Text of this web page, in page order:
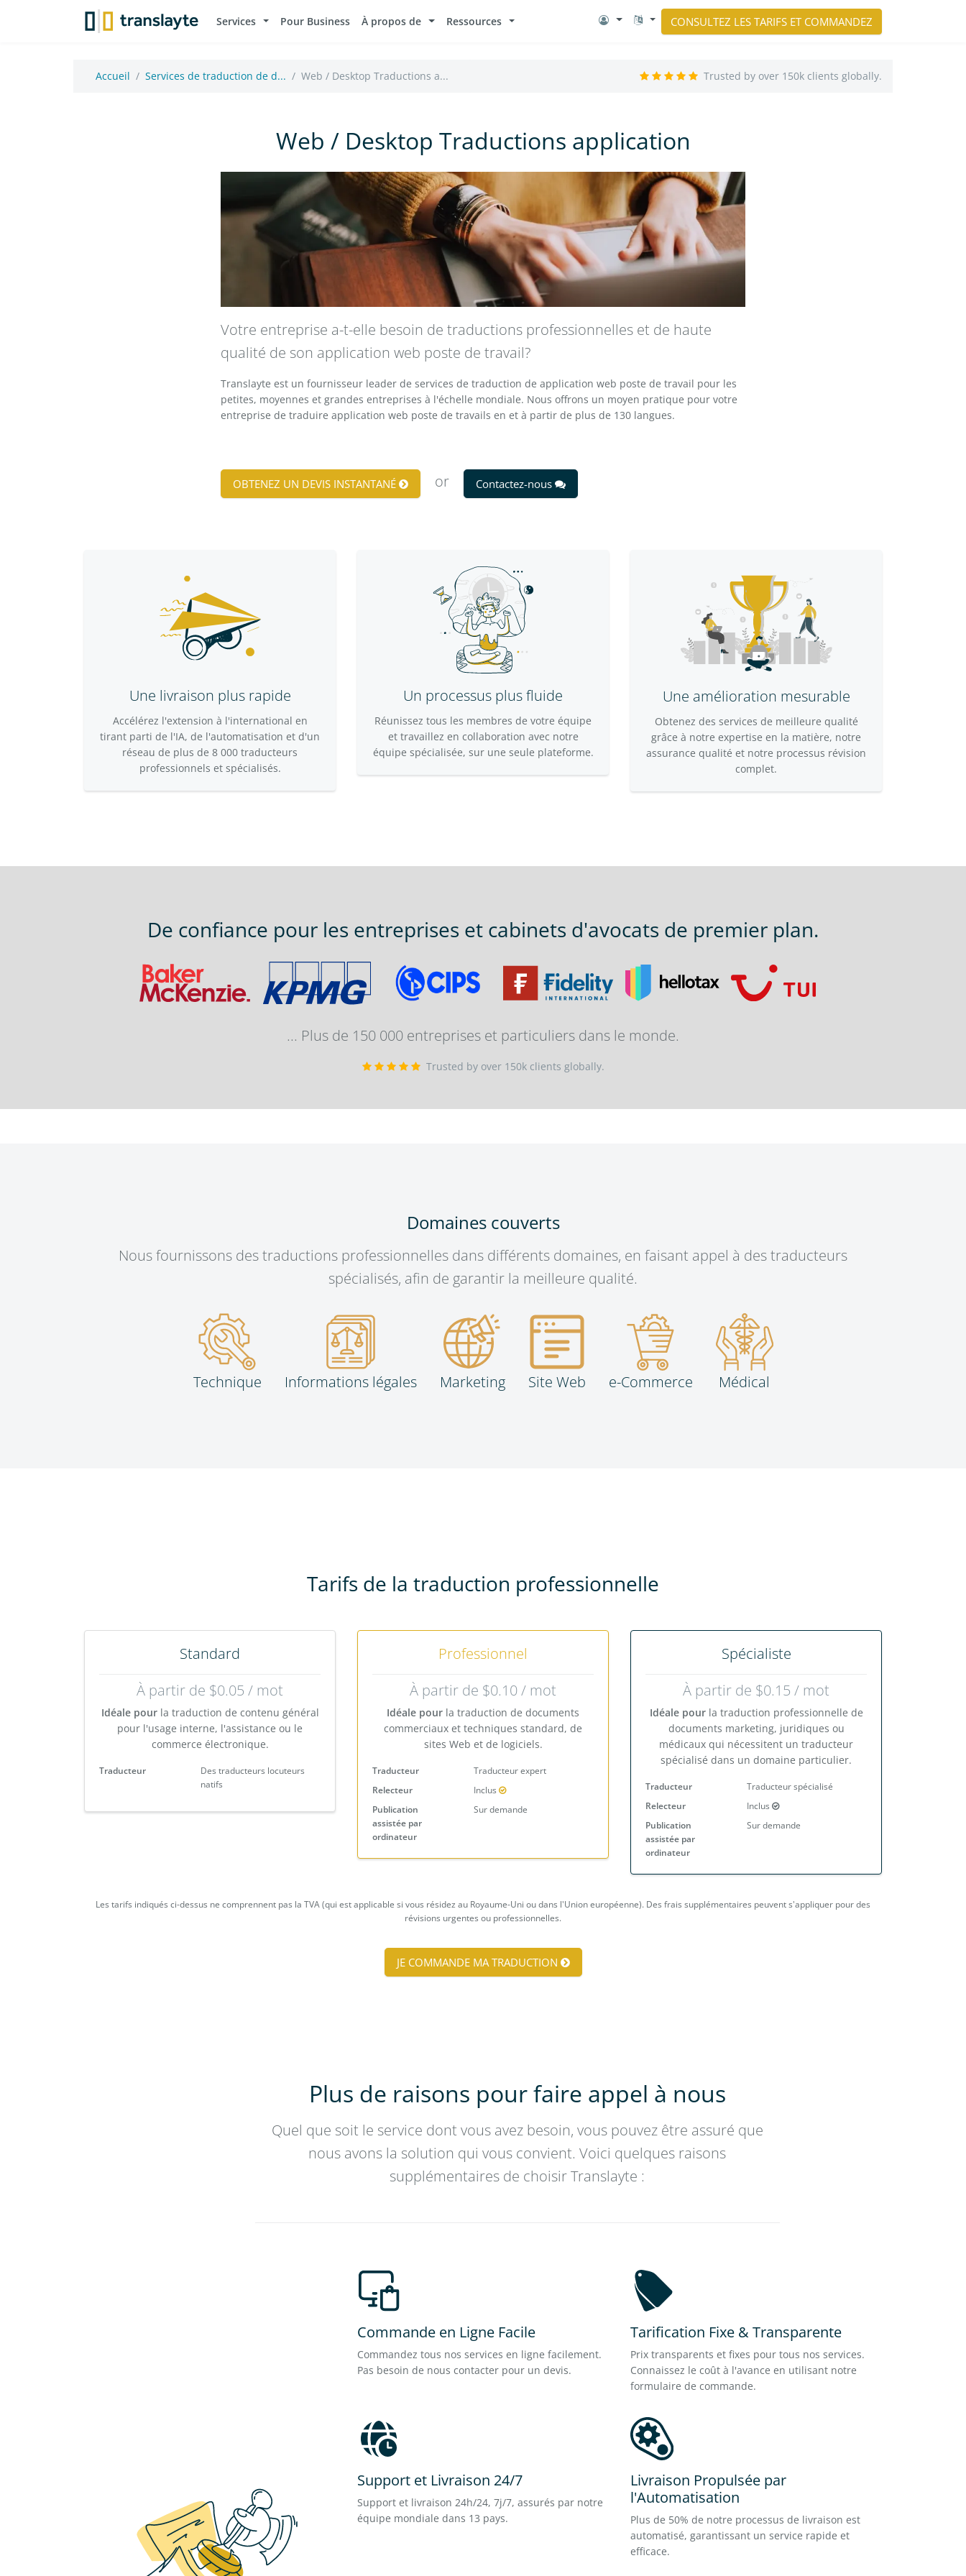
Services Pour Business À propos de Ressources CONSULTEZ LES TARIFS ET COMMANDEZ
Accueil Services de traduction de d... Web / Desktop Traductions a... Trusted by over 150k clients globally.
Web / Desktop Traductions application
Votre entreprise a-t-elle besoin de traductions professionnelles et de haute
qualité de son application web poste de travail?
Translayte est un fournisseur leader de services de traduction de application web poste de travail pour les
petites, moyennes et grandes entreprises à l'échelle mondiale. Nous offrons un moyen pratique pour votre
entreprise de traduire application web poste de travails en et à partir de plus de 130 langues.
OBTENEZ UN DEVIS INSTANTANÉ or Contactez-nous
Une livraison plus rapide
Accélérez l'extension à l'international en
tirant parti de l'IA, de l'automatisation et d'un
réseau de plus de 8 000 traducteurs
professionnels et spécialisés.
Un processus plus fluide
Réunissez tous les membres de votre équipe
et travaillez en collaboration avec notre
équipe spécialisée, sur une seule plateforme.
Une amélioration mesurable
Obtenez des services de meilleure qualité
grâce à notre expertise en la matière, notre
assurance qualité et notre processus révision
complet.
De confiance pour les entreprises et cabinets d'avocats de premier plan.
... Plus de 150 000 entreprises et particuliers dans le monde.
Trusted by over 150k clients globally.
Domaines couverts
Nous fournissons des traductions professionnelles dans différents domaines, en faisant appel à des traducteurs
spécialisés, afin de garantir la meilleure qualité.
Technique Informations légales Marketing Site Web e-Commerce Médical
Tarifs de la traduction professionnelle
Standard
À partir de $0.05 / mot
Idéale pourla traduction de contenu général
pour l'usage interne, l'assistance ou le
commerce électronique.
Traducteur
Des traducteurs locuteurs
natifs
Professionnel
À partir de $0.10 / mot
Idéale pour la traduction de documents
commerciaux et techniques standard, de
sites Web et de logiciels.
Traducteur
Traducteur expert
Relecteur
Inclus
Publication
assistée par
ordinateur
Sur demande
Spécialiste
À partir de $0.15 / mot
Idéale pourla traduction professionnelle de
documents marketing, juridiques ou
médicaux qui nécessitent un traducteur
spécialisé dans un domaine particulier.
Traducteur
Traducteur spécialisé
Relecteur
Inclus
Publication
assistée par
ordinateur
Sur demande
Les tarifs indiqués ci-dessus ne comprennent pas la TVA (qui est applicable si vous résidez au Royaume-Uni ou dans l'Union européenne). Des frais supplémentaires peuvent s'appliquer pour des
révisions urgentes ou professionnelles.
JE COMMANDE MA TRADUCTION
Plus de raisons pour faire appel à nous
Quel que soit le service dont vous avez besoin, vous pouvez être assuré que
nous avons la solution qui vous convient. Voici quelques raisons
supplémentaires de choisir Translayte :
Commande en Ligne Facile
Commandez tous nos services en ligne facilement.
Pas besoin de nous contacter pour un devis.
Tarification Fixe & Transparente
Prix transparents et fixes pour tous nos services.
Connaissez le coût à l'avance en utilisant notre
formulaire de commande.
Support et Livraison 24/7
Support et livraison 24h/24, 7j/7, assurés par notre
équipe mondiale dans 13 pays.
Livraison Propulsée par
l'Automatisation
Plus de 50% de notre processus de livraison est
automatisé, garantissant un service rapide et
efficace.